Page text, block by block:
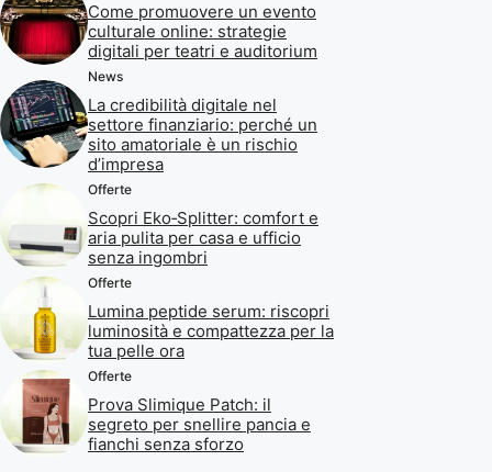
Come promuovere un evento
culturale online: strategie
digitali per teatri e auditorium
News
La credibilità digitale nel
settore finanziario: perché un
sito amatoriale è un rischio
d’impresa
Offerte
Scopri Eko‑Splitter: comfort e
aria pulita per casa e ufficio
senza ingombri
Offerte
Lumina peptide serum: riscopri
luminosità e compattezza per la
tua pelle ora
Offerte
Prova Slimique Patch: il
segreto per snellire pancia e
fianchi senza sforzo